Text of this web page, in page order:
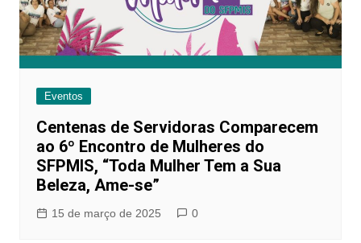
Eventos
Centenas de Servidoras Comparecem
ao 6º Encontro de Mulheres do
SFPMIS, “Toda Mulher Tem a Sua
Beleza, Ame-se”
15 de março de 2025 0